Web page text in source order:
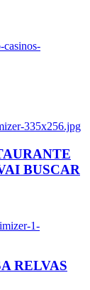
casinos-
335x256.jpg
BUSCAR
1-
RELVAS